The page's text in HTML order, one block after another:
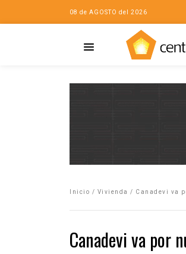
08 de AGOSTO del 2026
Inicio / Vivienda / Canadevi va
Canadevi va por